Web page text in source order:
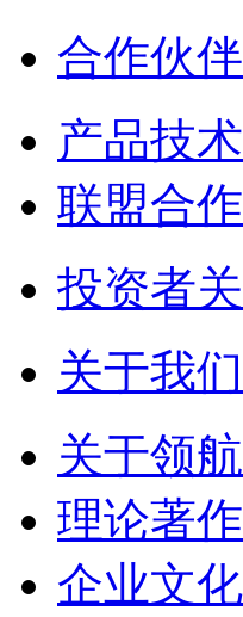
合作伙伴
产品技
联盟合
投资者
关于我们
关于领
理论著作
企业文化